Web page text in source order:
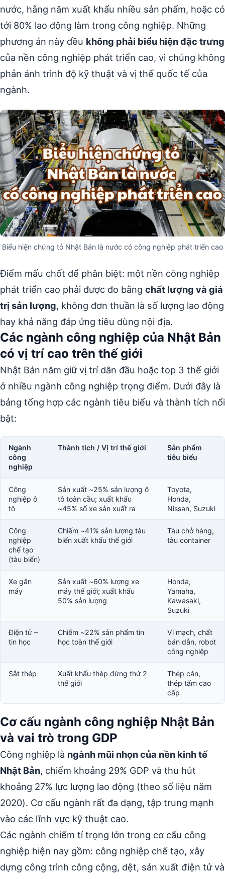
nước, hằng năm xuất khẩu nhiều sản phẩm, hoặc có
tới 80% lao động làm trong công nghiệp. Những
phương án này đều không phải biểu hiện đặc trưng
của nền công nghiệp phát triển cao, vì chúng không
phản ánh trình độ kỹ thuật và vị thế quốc tế của
ngành.
Biểu hiện chứng tỏ Nhật Bản là nước có công nghiệp phát triển cao
Điểm mấu chốt để phân biệt: một nền công nghiệp
phát triển cao phải được đo bằng chất lượng và giá
trị sản lượng, không đơn thuần là số lượng lao động
hay khả năng đáp ứng tiêu dùng nội địa.
Các ngành công nghiệp của Nhật Bản
có vị trí cao trên thế giới
Nhật Bản nắm giữ vị trí dẫn đầu hoặc top 3 thế giới
ở nhiều ngành công nghiệp trọng điểm. Dưới đây là
bảng tổng hợp các ngành tiêu biểu và thành tích nổi
bật:
Ngành
công
nghiệp
Thành tích / Vị trí thế giới
Sản phẩm
tiêu biểu
Công
nghiệp ô
tô
Sản xuất ~25% sản lượng ô
tô toàn cầu; xuất khẩu
~45% số xe sản xuất ra
Toyota,
Honda,
Nissan, Suzuki
Công
nghiệp
chế tạo
(tàu biển)
Chiếm ~41% sản lượng tàu
biển xuất khẩu thế giới
Tàu chở hàng,
tàu container
Xe gắn
máy
Sản xuất ~60% lượng xe
máy thế giới; xuất khẩu
50% sản lượng
Honda,
Yamaha,
Kawasaki,
Suzuki
Điện tử –
tin học
Chiếm ~22% sản phẩm tin
học toàn thế giới
Vi mạch, chất
bán dẫn, robot
công nghiệp
Sắt thép
Xuất khẩu thép đứng thứ 2
thế giới
Thép cán,
thép tấm cao
cấp
Cơ cấu ngành công nghiệp Nhật Bản
và vai trò trong GDP
Công nghiệp là ngành mũi nhọn của nền kinh tế
Nhật Bản, chiếm khoảng 29% GDP và thu hút
khoảng 27% lực lượng lao động (theo số liệu năm
2020). Cơ cấu ngành rất đa dạng, tập trung mạnh
vào các lĩnh vực kỹ thuật cao.
Các ngành chiếm tỉ trọng lớn trong cơ cấu công
nghiệp hiện nay gồm: công nghiệp chế tạo, xây
dựng công trình công cộng, dệt, sản xuất điện tử và